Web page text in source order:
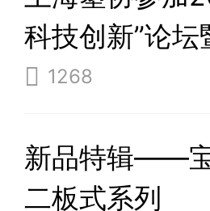
科技创新”论坛
演”发布仪式
1268
新品特辑——
二板式系列